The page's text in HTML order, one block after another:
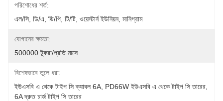
পরিশোধের শর্ত:
এল/সি, ডি/এ, ডি/পি, টি/টি, ওয়েস্টার্ন ইউনিয়ন, মানিগ্রাম
যোগানের ক্ষমতা:
500000 টুকরা/প্রতি মাসে
বিশেষভাবে তুলে ধরা:
ইউএসবি এ থেকে টাইপ সি ক্যাবল 6A PD66W ইউএসবি এ থেকে টাইপ সি তারের
6A দ্রুত চার্জ টাইপ সি তারের